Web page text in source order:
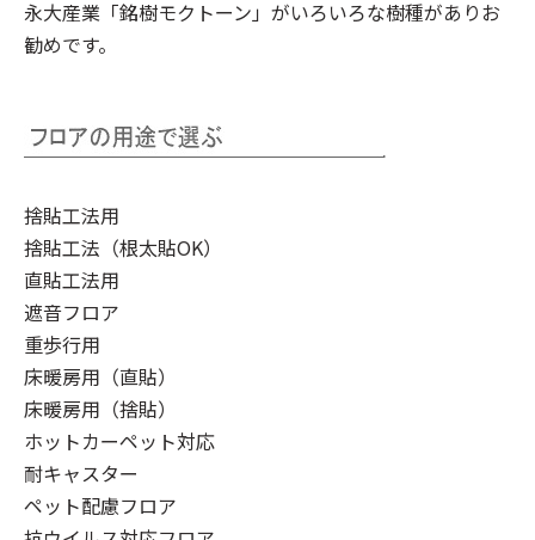
永大産業「銘樹モクトーン」 がいろいろな樹種がありお
勧めです。
捨貼工法用
捨貼工法（根太貼OK）
直貼工法用
遮音フロア
重歩行用
床暖房用（直貼）
床暖房用（捨貼）
ホットカーペット対応
耐キャスター
ペット配慮フロア